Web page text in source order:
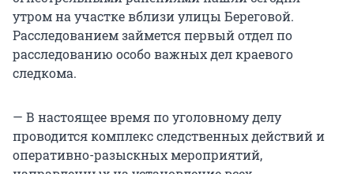
утром на участке вблизи улицы Береговой.
Расследованием займется первый отдел по
расследованию особо важных дел краевого
следкома.
— В настоящее время по уголовному делу
проводится комплекс следственных действий и
оперативно-разыскных мероприятий,